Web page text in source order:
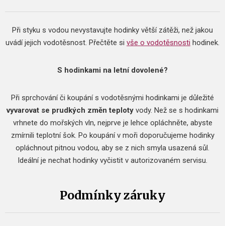
Při styku s vodou nevystavujte hodinky větší zátěži, než jakou
uvádí jejich vodotěsnost. Přečtěte si vše o vodotěsnosti hodinek.
S hodinkami na letní dovolené?
Při sprchování či koupání s vodotěsnými hodinkami je důležité
vyvarovat se prudkých změn teploty vody. Než se s hodinkami
vrhnete do mořských vln, nejprve je lehce opláchněte, abyste
zmírnili teplotní šok. Po koupání v moři doporučujeme hodinky
opláchnout pitnou vodou, aby se z nich smyla usazená sůl.
Ideální je nechat hodinky vyčistit v autorizovaném servisu.
Podmínky záruky